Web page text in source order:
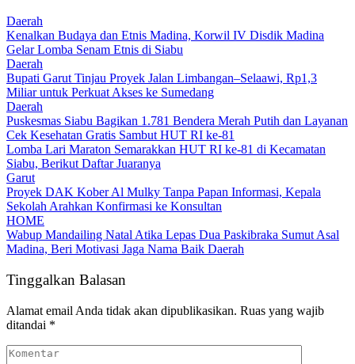
Daerah
Kenalkan Budaya dan Etnis Madina, Korwil IV Disdik Madina
Gelar Lomba Senam Etnis di Siabu
Daerah
Bupati Garut Tinjau Proyek Jalan Limbangan–Selaawi, Rp1,3
Miliar untuk Perkuat Akses ke Sumedang
Daerah
Puskesmas Siabu Bagikan 1.781 Bendera Merah Putih dan Layanan
Cek Kesehatan Gratis Sambut HUT RI ke-81
Lomba Lari Maraton Semarakkan HUT RI ke-81 di Kecamatan
Siabu, Berikut Daftar Juaranya
Garut
Proyek DAK Kober Al Mulky Tanpa Papan Informasi, Kepala
Sekolah Arahkan Konfirmasi ke Konsultan
HOME
Wabup Mandailing Natal Atika Lepas Dua Paskibraka Sumut Asal
Madina, Beri Motivasi Jaga Nama Baik Daerah
Tinggalkan Balasan
Alamat email Anda tidak akan dipublikasikan. Ruas yang wajib
ditandai *